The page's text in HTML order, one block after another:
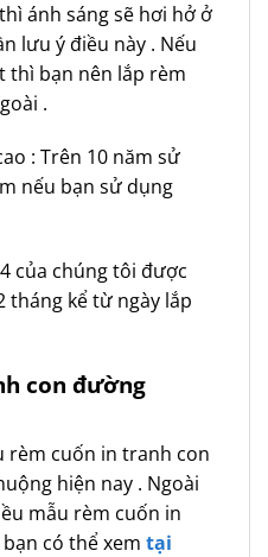
ánh sáng sẽ hơi hở ở
lưu ý điều này . Nếu
thì bạn nên lắp rèm
.
: Trên 10 năm sử
nếu bạn sử dụng
của chúng tôi được
tháng kể từ ngày lắp
con đường
rèm cuốn in tranh con
hiện nay . Ngoài
mẫu rèm cuốn in
có thể xem tại